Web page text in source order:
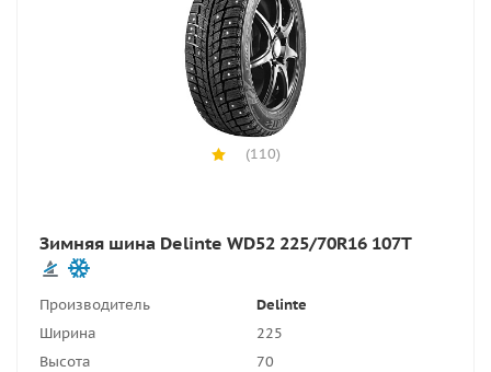
(110)
Зимняя шина Delinte WD52 225/70R16 107T
Производитель
Delinte
Ширина
225
Высота
70